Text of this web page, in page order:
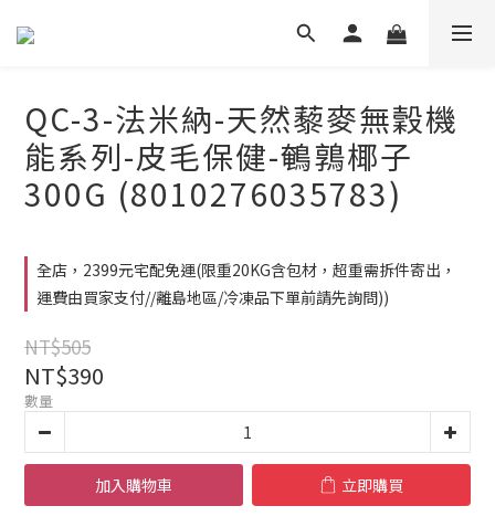
QC-3-法米納-天然藜麥無穀機
能系列-皮毛保健-鵪鶉椰子
300G (8010276035783)
全店，2399元宅配免運(限重20KG含包材，超重需拆件寄出，
運費由買家支付//離島地區/冷凍品下單前請先詢問))
NT$505
NT$390
數量
加入購物車 立即購買